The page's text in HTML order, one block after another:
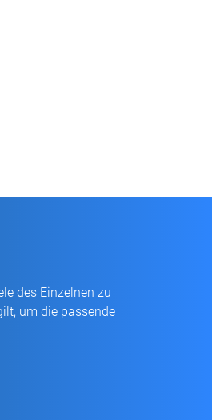
des Einzelnen zu
um die passende